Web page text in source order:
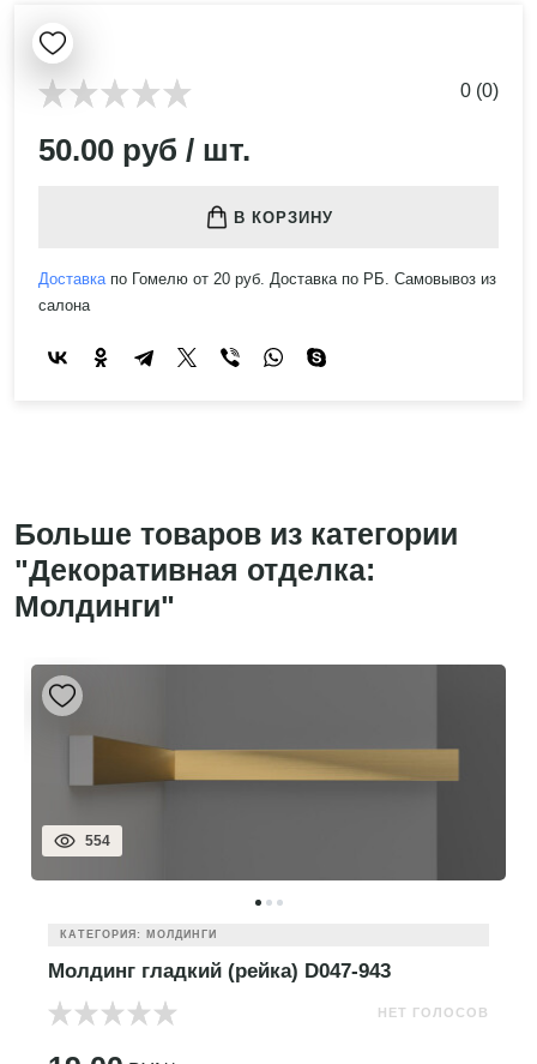
0 (0)
50.00 руб / шт.
В КОРЗИНУ
Доставкапо Гомелю от 20 руб. Доставка по РБ. Самовывоз из
салона
Больше товаров из категории
"Декоративная отделка:
Молдинги"
554
КАТЕГОРИЯ: МОЛДИНГИ
Молдинг гладкий (рейка) D047-943
НЕТ ГОЛОСОВ